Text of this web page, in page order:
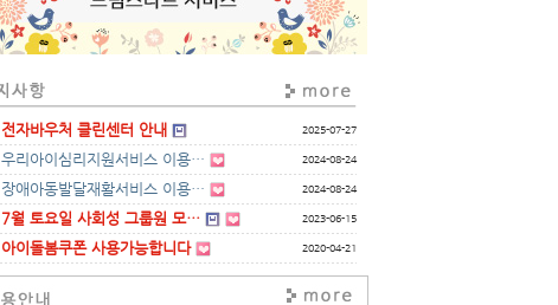
전자바우처 클린센터 안내 2025-07-27
우리아이심리지원서비스 이용… 2024-08-24
장애아동발달재활서비스 이용… 2024-08-24
7월 토요일 사회성 그룹원 모… 2023-06-15
아이돌봄쿠폰 사용가능합니다 2020-04-21